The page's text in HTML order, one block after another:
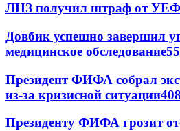
ЛНЗ получил штраф от
Довбик успешно завершил
медицинское обследование
Президент ФИФА собрал
из-за кризисной ситуации408
Президенту ФИФА грозит